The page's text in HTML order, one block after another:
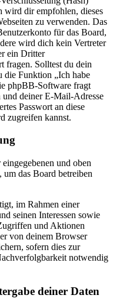
wird dir empfohlen, dieses
zu verwenden. Das
für das Board,
wird dich kein Vertreter
ein Dritter
fragen. Solltest du dein
die Funktion „Ich habe
phpBB-Software fragt
und deiner E-Mail-Adresse
Passwort an diese
zugreifen kannst.
und oben
um das Board betreiben
im Rahmen einer
seinen Interessen sowie
und Aktionen
von deinem Browser
sofern dies zur
notwendig
deiner Daten